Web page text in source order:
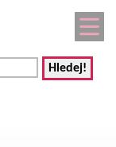
Hledej!